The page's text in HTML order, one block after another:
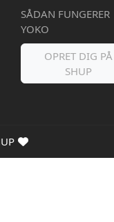
SÅDAN FUNGERER
YOKO
OPRET DIG PÅ
SHUP